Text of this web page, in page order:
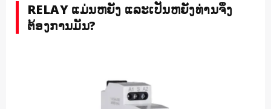
RELAY ແມ່ນຫຍັງ ແລະເປັນຫຍັງທ່ານຈຶ່ງ
ຕ້ອງການມັນ?